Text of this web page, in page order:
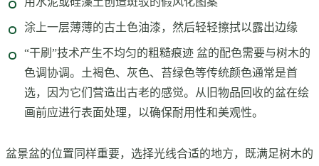
涂上一层薄薄的古土色油漆，然后轻轻擦拭以露出边缘
“干刷”技术产生不均匀的粗糙痕迹 盆的配色需要与树木的
色调协调。土褐色、灰色、苔绿色等传统颜色通常是首
选，因为它们营造出古老的感觉。从旧物品回收的盆在绘
画前应进行表面处理，以确保耐用性和美观性。
盆景盆的位置同样重要，选择光线合适的地方，既满足树木的